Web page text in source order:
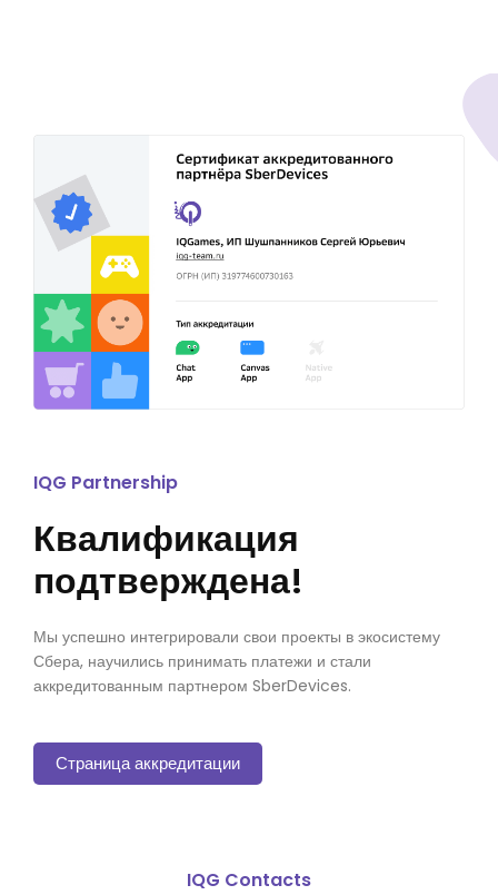
IQG Partnership
Квалификация
подтверждена!
Мы успешно интегрировали свои проекты в экосистему
Сбера, научились принимать платежи и стали
аккредитованным партнером SberDevices.
Страница аккредитации
IQG Contacts